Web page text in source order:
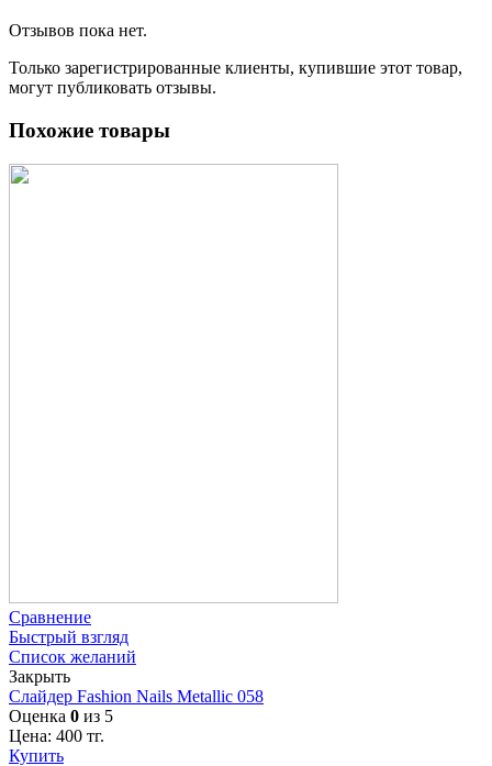
Отзывов пока нет.
Только зарегистрированные клиенты, купившие этот товар,
могут публиковать отзывы.
Похожие товары
Сравнение
Быстрый взгляд
Список желаний
Закрыть
Слайдер Fashion Nails Metallic 058
Оценка 0 из 5
Цена: 400 тг.
Купить